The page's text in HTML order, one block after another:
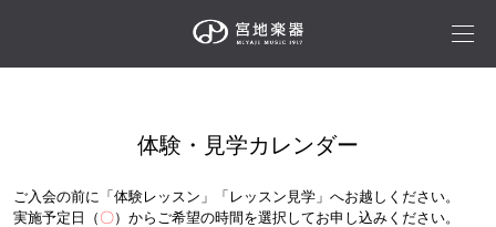
体験・見学カレンダー
ご入会の前に「体験レッスン」「レッスン見学」へお越しください。
実施予定日（ 〇）からご希望の時間を選択してお申し込みください。